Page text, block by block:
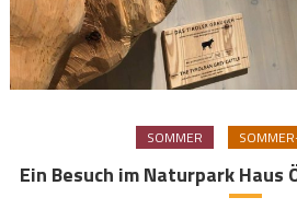
SOMMER
Ein Besuch im Naturpark